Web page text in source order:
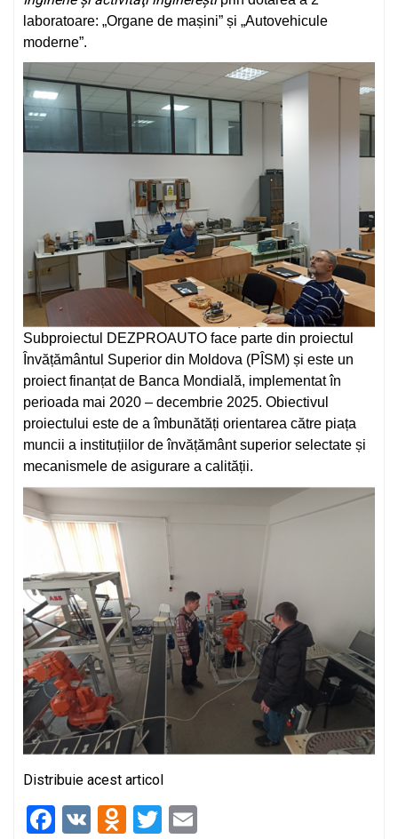
laboratoare: „Organe de mașini” și „Autovehicule
moderne”.
Subproiectul DEZPROAUTO face parte din proiectul
Învățământul Superior din Moldova (PÎSM) și este un
proiect finanțat de Banca Mondială, implementat în
perioada mai 2020 – decembrie 2025. Obiectivul
proiectului este de a îmbunătăți orientarea către piața
muncii a instituțiilor de învățământ superior selectate și
mecanismele de asigurare a calității.
Distribuie acest articol
F
V
O
T